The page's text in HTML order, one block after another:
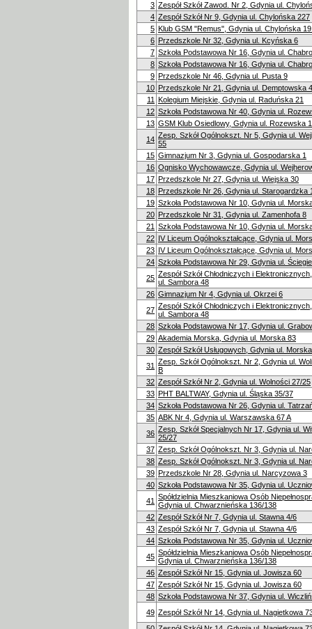
3 Zespół Szkół Zawod. Nr 2, Gdynia ul.
4 Zespół Szkół Nr 9, Gdynia ul. Chylońska 227
5 Klub GSM "Remus", Gdynia ul. Chylońska
6 Przedszkole Nr 32, Gdynia ul. Kcyńska 6
7 Szkoła Podstawowa Nr 16, Gdynia ul.
8 Szkoła Podstawowa Nr 16, Gdynia ul.
9 Przedszkole Nr 46, Gdynia ul. Pusta 9
10 Przedszkole Nr 21, Gdynia ul. Demptowska
11 Kolegium Miejskie, Gdynia ul. Raduńska 21
12 Szkoła Podstawowa Nr 40, Gdynia ul.
13 GSM Klub Osiedlowy, Gdynia ul. Rozewska 1
14 Zesp. Szkół Ogólnokszt. Nr 5, Gdynia ul.
55
15 Gimnazjum Nr 3, Gdynia ul. Gospodarska 1
16 Ognisko Wychowawcze, Gdynia ul.
17 Przedszkole Nr 27, Gdynia ul. Wiejska 30
18 Przedszkole Nr 26, Gdynia ul. Starogardzka
19 Szkoła Podstawowa Nr 10, Gdynia ul.
20 Przedszkole Nr 31, Gdynia ul. Zamenhofa 8
21 Szkoła Podstawowa Nr 10, Gdynia ul.
22 IV Liceum Ogólnokształcące, Gdynia ul.
23 IV Liceum Ogólnokształcące, Gdynia ul.
24 Szkoła Podstawowa Nr 29, Gdynia ul.
25 Zespół Szkół Chłodniczych i
ul. Sambora 48
26 Gimnazjum Nr 4, Gdynia ul. Okrzei 6
27 Zespół Szkół Chłodniczych i
ul. Sambora 48
28 Szkoła Podstawowa Nr 17, Gdynia ul.
29 Akademia Morska, Gdynia ul. Morska 83
30 Zespół Szkół Usługowych, Gdynia ul.
31 Zesp. Szkół Ogólnokszt. Nr 2, Gdynia ul.
B
32 Zespół Szkół Nr 2, Gdynia ul. Wolności 27/25
33 PHT BALTWAY, Gdynia ul. Śląska 35/37
34 Szkoła Podstawowa Nr 26, Gdynia ul.
35 ABK Nr 4, Gdynia ul. Warszawska 67 A
36 Zesp. Szkół Specjalnych Nr 17, Gdynia ul.
25/27
37 Zesp. Szkół Ogólnokszt. Nr 3, Gdynia ul.
38 Zesp. Szkół Ogólnokszt. Nr 3, Gdynia ul.
39 Przedszkole Nr 28, Gdynia ul. Narcyzowa 3
40 Szkoła Podstawowa Nr 35, Gdynia ul.
41 Spółdzielnia Mieszkaniowa Osób
Gdynia ul. Chwarznieńska 136/138
42 Zespół Szkół Nr 7, Gdynia ul. Stawna 4/6
43 Zespół Szkół Nr 7, Gdynia ul. Stawna 4/6
44 Szkoła Podstawowa Nr 35, Gdynia ul.
45 Spółdzielnia Mieszkaniowa Osób
Gdynia ul. Chwarznieńska 136/138
46 Zespół Szkół Nr 15, Gdynia ul. Jowisza 60
47 Zespół Szkół Nr 15, Gdynia ul. Jowisza 60
48 Szkoła Podstawowa Nr 37, Gdynia ul.
49 Zespół Szkół Nr 14, Gdynia ul. Nagietkowa